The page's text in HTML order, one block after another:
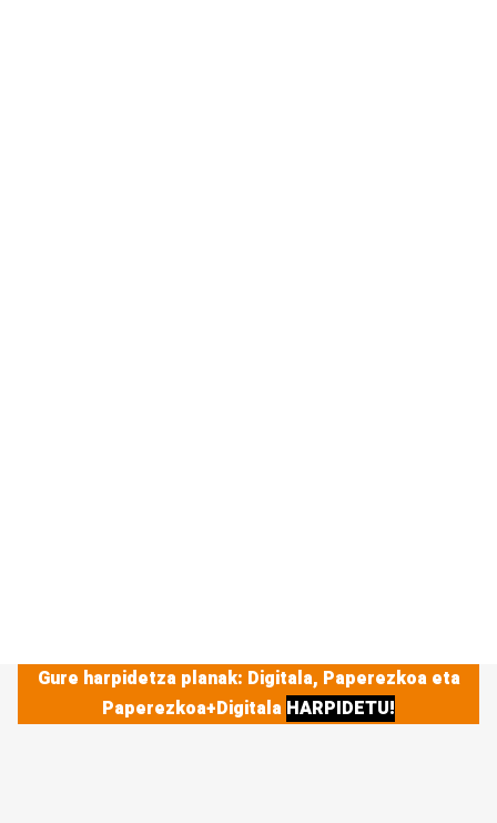
Gure harpidetza planak: Digitala, Paperezkoa eta
Paperezkoa+Digitala HARPIDETU!